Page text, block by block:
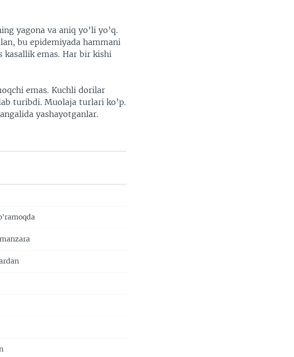
yagona va aniq yo’li yo’q.
bu epidemiyada hammani
kasallik emas. Har bir kishi
emas. Kuchli dorilar
turibdi. Muolaja turlari ko’p.
yashayotganlar.